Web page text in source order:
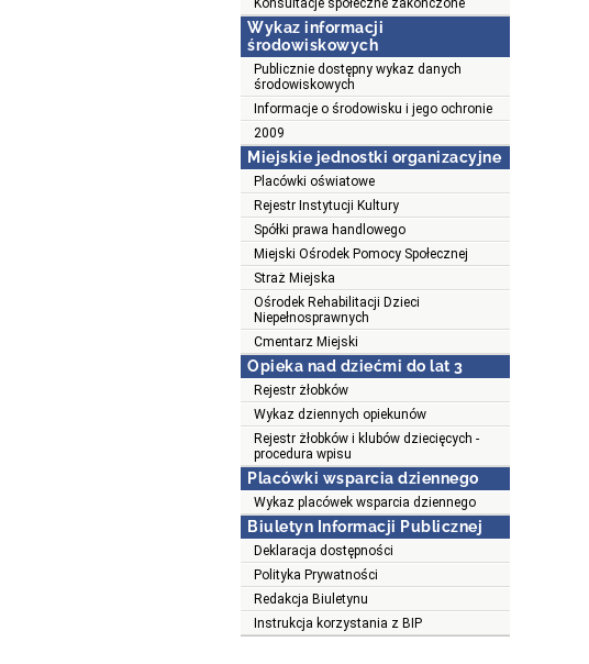
Konsultacje społeczne zakończone
Wykaz informacji
środowiskowych
Publicznie dostępny wykaz danych
środowiskowych
Informacje o środowisku i jego ochronie
2009
Miejskie jednostki organizacyjne
Placówki oświatowe
Rejestr Instytucji Kultury
Spółki prawa handlowego
Miejski Ośrodek Pomocy Społecznej
Straż Miejska
Ośrodek Rehabilitacji Dzieci
Niepełnosprawnych
Cmentarz Miejski
Opieka nad dziećmi do lat 3
Rejestr żłobków
Wykaz dziennych opiekunów
Rejestr żłobków i klubów dziecięcych -
procedura wpisu
Placówki wsparcia dziennego
Wykaz placówek wsparcia dziennego
Biuletyn Informacji Publicznej
Deklaracja dostępności
Polityka Prywatności
Redakcja Biuletynu
Instrukcja korzystania z BIP